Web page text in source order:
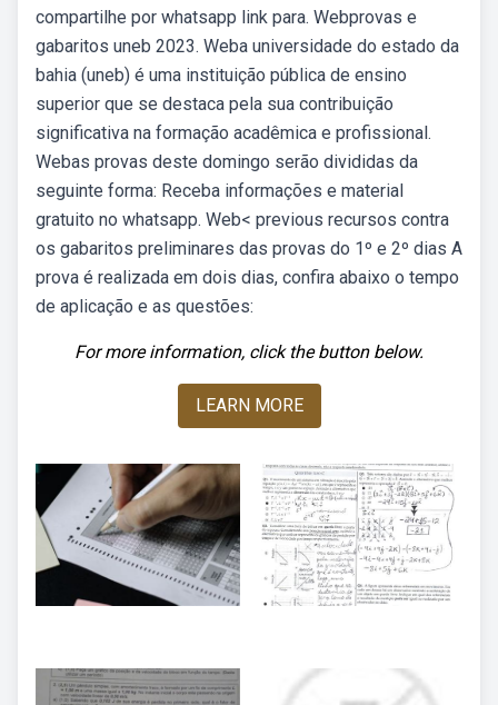
compartilhe por whatsapp link para. Webprovas e
gabaritos uneb 2023. Weba universidade do estado da
bahia (uneb) é uma instituição pública de ensino
superior que se destaca pela sua contribuição
significativa na formação acadêmica e profissional.
Webas provas deste domingo serão divididas da
seguinte forma: Receba informações e material
gratuito no whatsapp. Web< previous recursos contra
os gabaritos preliminares das provas do 1º e 2º dias A
prova é realizada em dois dias, confira abaixo o tempo
de aplicação e as questões:
For more information, click the button below.
LEARN MORE